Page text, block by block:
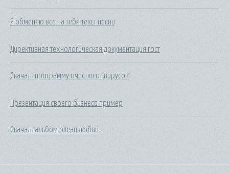
Я обменяю все на тебя текст песни
Директивная технологическая документация гост
Скачать программу очистки от вирусов
Презентация своего бизнеса пример
Скачать альбом океан любви